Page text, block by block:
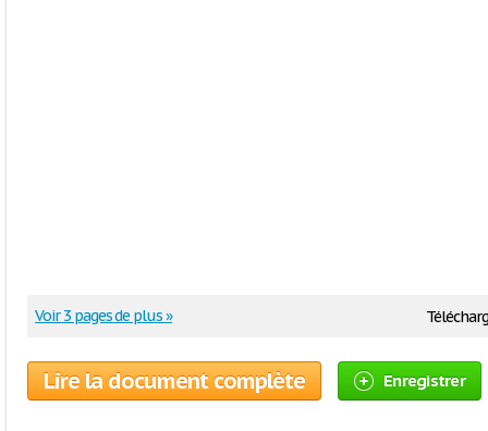
Voir 3 pages de plus »
Lire la document complète Enregistrer